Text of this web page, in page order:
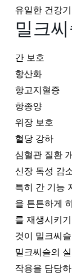
유일한 건강
밀크
간 보호
항산화
항고지혈증
항종양
위장 보호
혈당 강하
심혈관 질환
신장 독성 감
특히 간 기능
을 튼튼하게
를 재생시키
것이 밀크씨
밀크씨슬의
작용을 담당